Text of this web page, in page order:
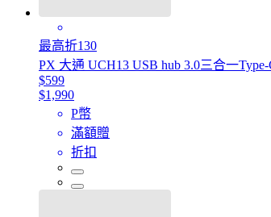
最高折130
PX 大通 UCH13 USB hub 3.0三合一
$599
$1,990
P幣
滿額贈
折扣